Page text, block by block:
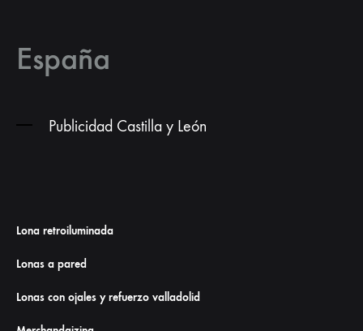
España
Publicidad Castilla y León
Lona retroiluminada
Lonas a pared
Lonas con ojales y refuerzo valladolid